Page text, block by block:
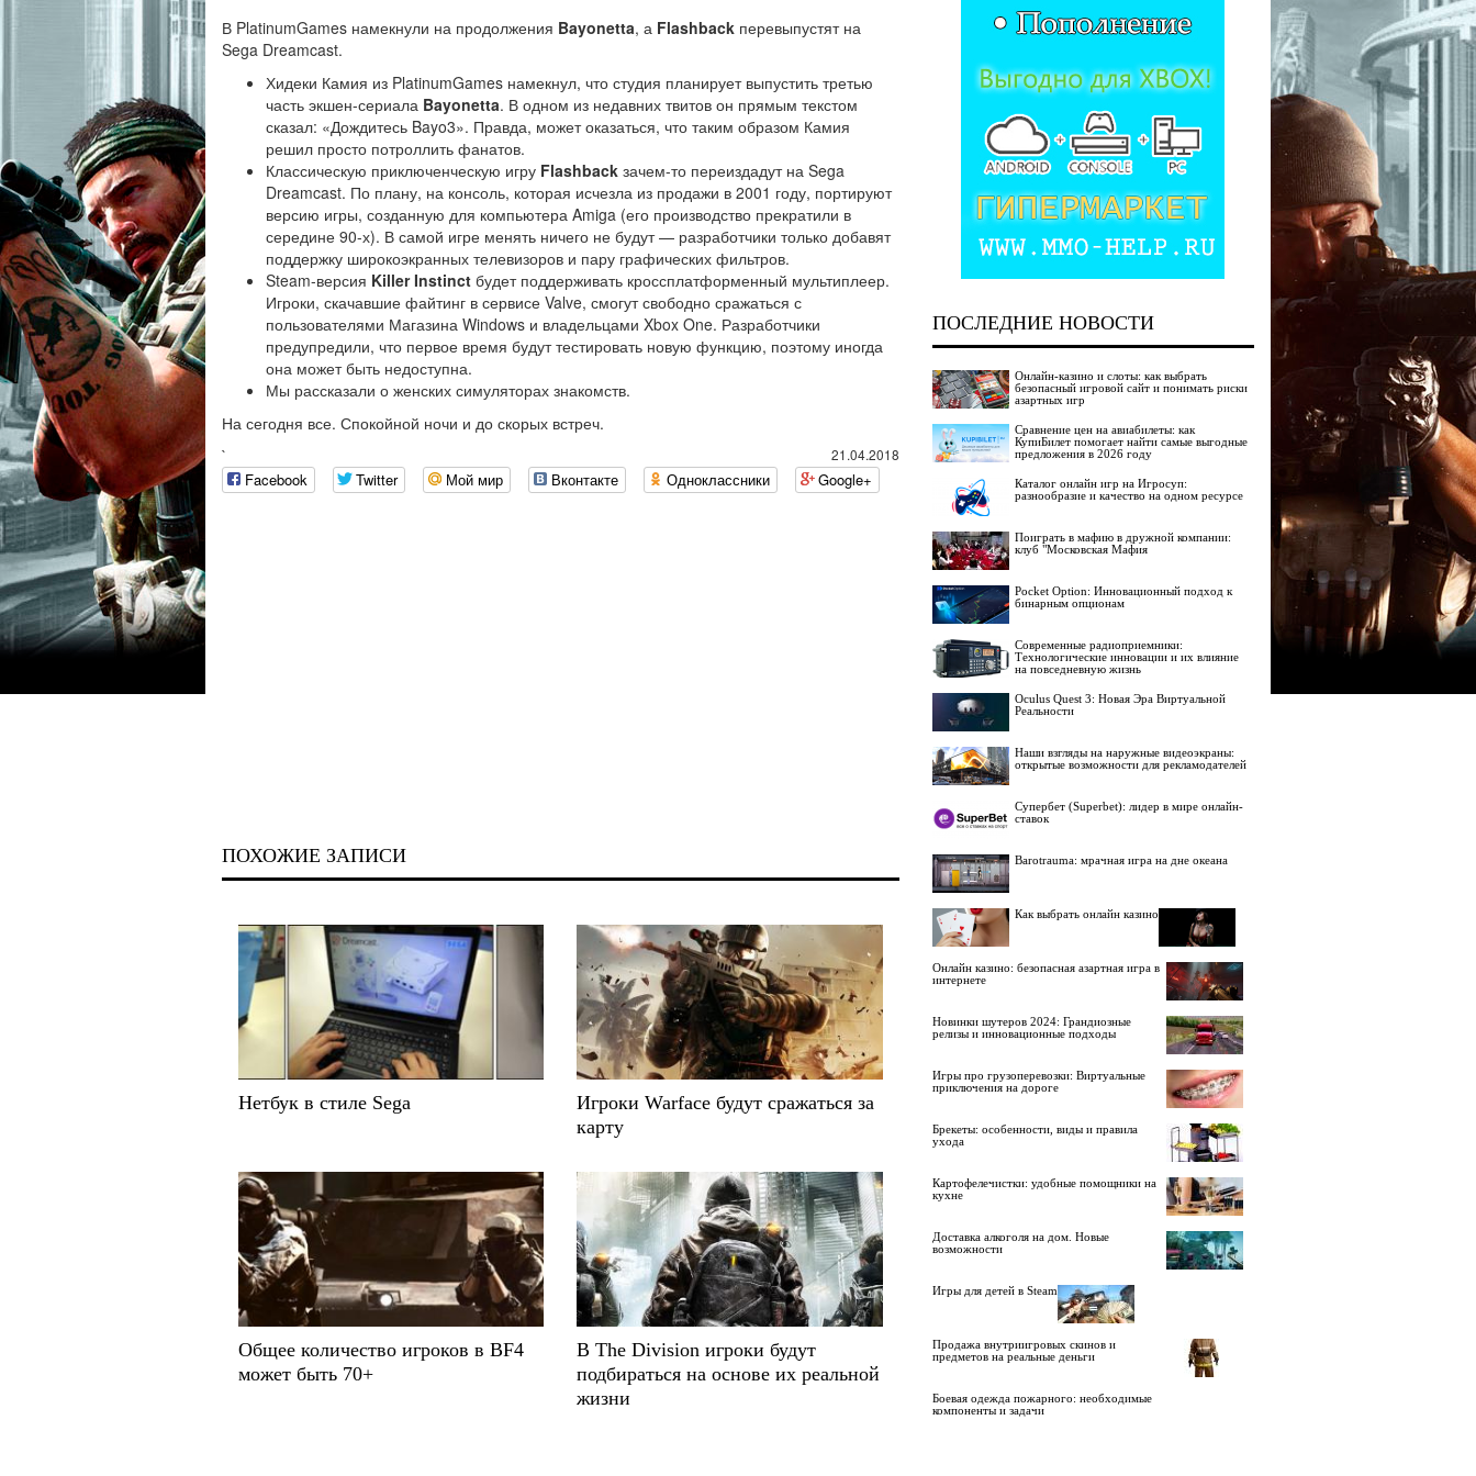
В PlatinumGames намекнули на продолжения Bayonetta, а Flashback перевыпустят на
Sega Dreamcast.
Хидеки Камия из PlatinumGames намекнул, что студия планирует выпустить третью
часть экшен-сериала Bayonetta. В одном из недавних твитов он прямым текстом
сказал: «Дождитесь Bayo3». Правда, может оказаться, что таким образом Камия
решил просто потроллить фанатов.
Классическую приключенческую игру Flashback зачем-то переиздадут на Sega
Dreamcast. По плану, на консоль, которая исчезла из продажи в 2001 году, портируют
версию игры, созданную для компьютера Amiga (его производство прекратили в
середине 90-х). В самой игре менять ничего не будут — разработчики только добавят
поддержку широкоэкранных телевизоров и пару графических фильтров.
Steam-версия Killer Instinct будет поддерживать кроссплатформенный мультиплеер.
Игроки, скачавшие файтинг в сервисе Valve, смогут свободно сражаться с
пользователями Магазина Windows и владельцами Xbox One. Разработчики
предупредили, что первое время будут тестировать новую функцию, поэтому иногда
она может быть недоступна.
Мы рассказали о женских симуляторах знакомств.
На сегодня все. Спокойной ночи и до скорых встреч.
21.04.2018
`
Facebook Twitter Мой мир Вконтакте Одноклассники Google+
ПОХОЖИЕ ЗАПИСИ
Нетбук в стиле Sega
Игроки Warface будут сражаться за
карту
Общее количество игроков в BF4
может быть 70+
В The Division игроки будут
подбираться на основе их реальной
жизни
ПОСЛЕДНИЕ НОВОСТИ
Онлайн-казино и слоты: как выбрать
безопасный игровой сайт и понимать риски
азартных игр
Сравнение цен на авиабилеты: как
КупиБилет помогает найти самые выгодные
предложения в 2026 году
Каталог онлайн игр на Игросуп:
разнообразие и качество на одном ресурсе
Поиграть в мафию в дружной компании:
клуб "Московская Мафия
Pocket Option: Инновационный подход к
бинарным опционам
Современные радиоприемники:
Технологические инновации и их влияние
на повседневную жизнь
Oculus Quest 3: Новая Эра Виртуальной
Реальности
Наши взгляды на наружные видеоэкраны:
открытые возможности для рекламодателей
Супербет (Superbet): лидер в мире онлайн-
ставок
Barotrauma: мрачная игра на дне океана
Как выбрать онлайн казино
Онлайн казино: безопасная азартная игра в
интернете
Новинки шутеров 2024: Грандиозные
релизы и инновационные подходы
Игры про грузоперевозки: Виртуальные
приключения на дороге
Брекеты: особенности, виды и правила
ухода
Картофелечистки: удобные помощники на
кухне
Доставка алкоголя на дом. Новые
возможности
Игры для детей в Steam
Продажа внутриигровых скинов и
предметов на реальные деньги
Боевая одежда пожарного: необходимые
компоненты и задачи